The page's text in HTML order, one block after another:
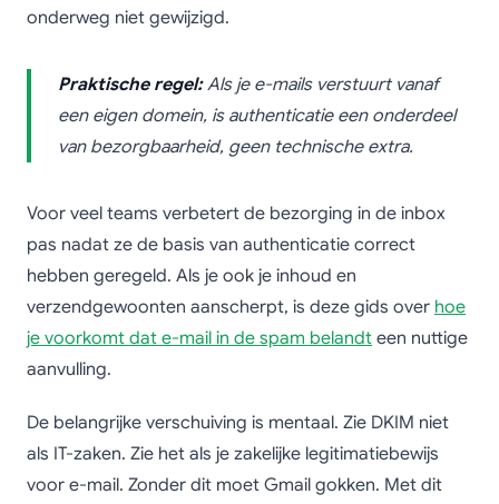
onderweg niet gewijzigd.
Praktische regel:Als je e-mails verstuurt vanaf
een eigen domein, is authenticatie een onderdeel
van bezorgbaarheid, geen technische extra.
Voor veel teams verbetert de bezorging in de inbox
pas nadat ze de basis van authenticatie correct
hebben geregeld. Als je ook je inhoud en
verzendgewoonten aanscherpt, is deze gids over hoe
je voorkomt dat e-mail in de spam belandt een nuttige
aanvulling.
De belangrijke verschuiving is mentaal. Zie DKIM niet
als IT-zaken. Zie het als je zakelijke legitimatiebewijs
voor e-mail. Zonder dit moet Gmail gokken. Met dit